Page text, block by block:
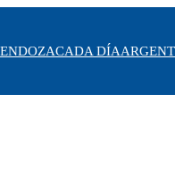
CADA DÍA